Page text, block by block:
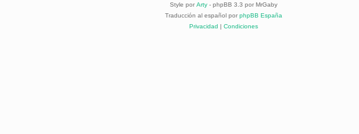
Style por Arty - phpBB 3.3 por MrGaby
Traducción al español por phpBB España
Privacidad | Condiciones